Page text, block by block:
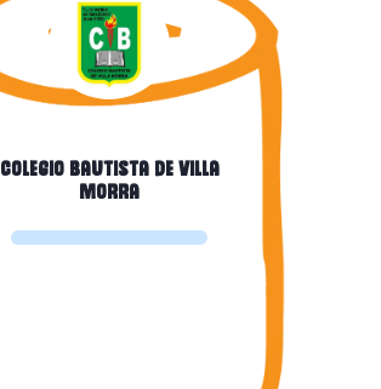
Colegio Bautista de Villa
Morra